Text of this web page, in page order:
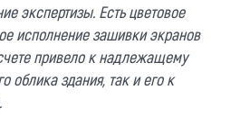
экспертизы. Есть цветовое
исполнение зашивки экранов
привело к надлежащему
облика здания, так и его к